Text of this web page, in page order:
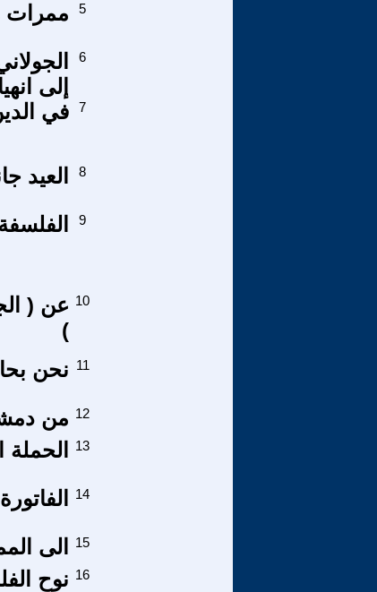
5
إلى
6
في 7
العيد 8
9
عن (
)
10
نحن 11
من 12
13
14
الى 15
نوح 16